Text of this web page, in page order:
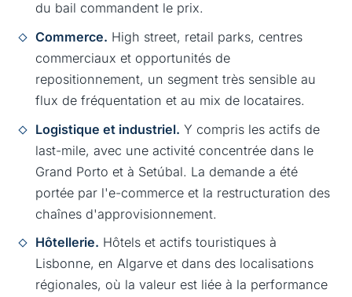
du bail commandent le prix.
Commerce. High street, retail parks, centres
commerciaux et opportunités de
repositionnement, un segment très sensible au
flux de fréquentation et au mix de locataires.
Logistique et industriel. Y compris les actifs de
last-mile, avec une activité concentrée dans le
Grand Porto et à Setúbal. La demande a été
portée par l'e-commerce et la restructuration des
chaînes d'approvisionnement.
Hôtellerie. Hôtels et actifs touristiques à
Lisbonne, en Algarve et dans des localisations
régionales, où la valeur est liée à la performance